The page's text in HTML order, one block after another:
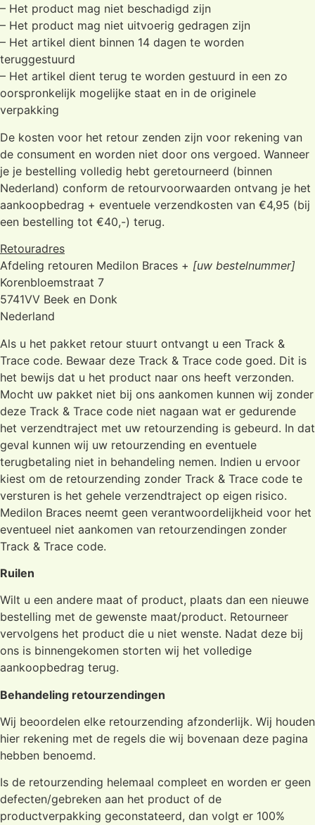
– Het product mag niet beschadigd zijn
– Het product mag niet uitvoerig gedragen zijn
– Het artikel dient binnen 14 dagen te worden
teruggestuurd
– Het artikel dient terug te worden gestuurd in een zo
oorspronkelijk mogelijke staat en in de originele
verpakking
De kosten voor het retour zenden zijn voor rekening van
de consument en worden niet door ons vergoed. Wanneer
je je bestelling volledig hebt geretourneerd (binnen
Nederland) conform de retourvoorwaarden ontvang je het
aankoopbedrag + eventuele verzendkosten van €4,95 (bij
een bestelling tot €40,-) terug.
Retouradres
Afdeling retouren Medilon Braces + [uw bestelnummer]
Korenbloemstraat 7
5741VV Beek en Donk
Nederland
Als u het pakket retour stuurt ontvangt u een Track &
Trace code. Bewaar deze Track & Trace code goed. Dit is
het bewijs dat u het product naar ons heeft verzonden.
Mocht uw pakket niet bij ons aankomen kunnen wij zonder
deze Track & Trace code niet nagaan wat er gedurende
het verzendtraject met uw retourzending is gebeurd. In dat
geval kunnen wij uw retourzending en eventuele
terugbetaling niet in behandeling nemen. Indien u ervoor
kiest om de retourzending zonder Track & Trace code te
versturen is het gehele verzendtraject op eigen risico.
Medilon Braces neemt geen verantwoordelijkheid voor het
eventueel niet aankomen van retourzendingen zonder
Track & Trace code.
Ruilen
Wilt u een andere maat of product, plaats dan een nieuwe
bestelling met de gewenste maat/product. Retourneer
vervolgens het product die u niet wenste. Nadat deze bij
ons is binnengekomen storten wij het volledige
aankoopbedrag terug.
Behandeling retourzendingen
Wij beoordelen elke retourzending afzonderlijk. Wij houden
hier rekening met de regels die wij bovenaan deze pagina
hebben benoemd.
Is de retourzending helemaal compleet en worden er geen
defecten/gebreken aan het product of de
productverpakking geconstateerd, dan volgt er 100%